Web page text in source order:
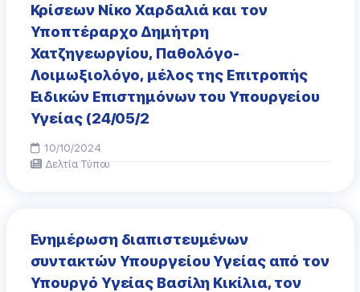
Κρίσεων Νίκο Χαρδαλιά και τον
Υποπτέραρχο Δημήτρη
Χατζηγεωργίου, Παθολόγο-
Λοιμωξιολόγο, μέλος της Επιτροπής
Ειδικών Επιστημόνων του Υπουργείου
Υγείας (24/05/2
10/10/2024
Δελτία Τύπου
Eνημέρωση διαπιστευμένων
συντακτών Υπουργείου Υγείας από τον
Υπουργό Υγείας Βασίλη Κικίλια, τoν